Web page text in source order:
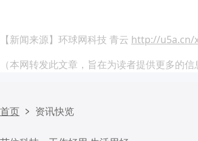
【新闻来源】环球网科技 青云 http://u5a.cn/
（本网转发此文章，旨在为读者提供更多的
首页 资讯快览